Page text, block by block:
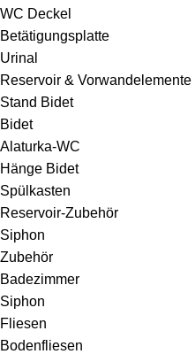
WC Deckel
Betätigungsplatte
Urinal
Reservoir & Vorwandelemente
Stand Bidet
Bidet
Alaturka-WC
Hänge Bidet
Spülkasten
Reservoir-Zubehör
Siphon
Zubehör
Badezimmer
Siphon
Fliesen
Bodenfliesen